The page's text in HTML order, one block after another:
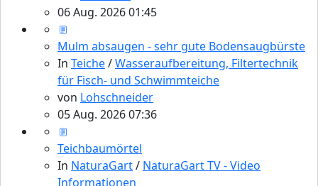
06 Aug. 2026 01:45
Mulm absaugen - sehr gute Bodensaugbürste
In Teiche/Wasseraufbereitung, Filtertechnik
für Fisch- und Schwimmteiche
von Lohschneider
05 Aug. 2026 07:36
Teichbaumörtel
In NaturaGart/ NaturaGart TV - Video
Informationen